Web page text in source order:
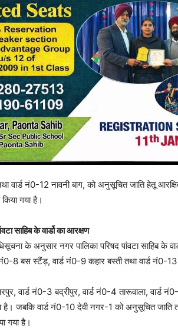
वार्ड नं0-12 नावनी बाग, को अनुसूचित जाति हेतू
गया है।
साहिब के वार्डो का आरक्षण
के अनुसार नगर पालिका परिषद पांवटा साहिब के
8 बस स्टैंड़, वार्ड नं0-9 कहार बस्ती तथा वार्ड नं0-13
वार्ड नं0-3 बद्रीपुर, वार्ड नं0-4 तारूवाला, वार्ड
है। जबकि वार्ड नं0-10 देवी नगर-1 को अनुसूचित
गया है।